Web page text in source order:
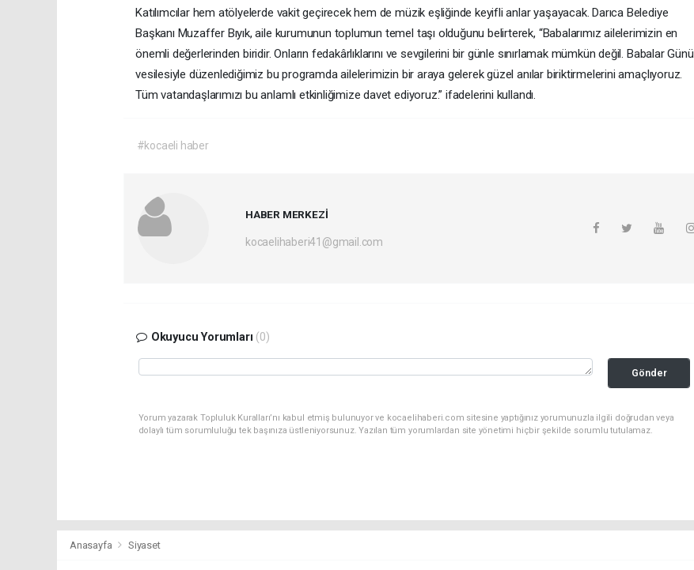
Katılımcılar hem atölyelerde vakit geçirecek hem de müzik eşliğinde keyifli anlar yaşayacak. Darıca Belediye
Başkanı Muzaffer Bıyık, aile kurumunun toplumun temel taşı olduğunu belirterek, “Babalarımız ailelerimizin en
önemli değerlerinden biridir. Onların fedakârlıklarını ve sevgilerini bir günle sınırlamak mümkün değil. Babalar Günü
vesilesiyle düzenlediğimiz bu programda ailelerimizin bir araya gelerek güzel anılar biriktirmelerini amaçlıyoruz.
Tüm vatandaşlarımızı bu anlamlı etkinliğimize davet ediyoruz.” ifadelerini kullandı.
#kocaeli haber
HABER MERKEZİ
kocaelihaberi41@gmail.com
Okuyucu Yorumları (0)
Gönder
Yorum yazarak Topluluk Kuralları’nı kabul etmiş bulunuyor ve kocaelihaberi.com sitesine yaptığınız yorumunuzla ilgili doğrudan veya
dolaylı tüm sorumluluğu tek başınıza üstleniyorsunuz. Yazılan tüm yorumlardan site yönetimi hiçbir şekilde sorumlu tutulamaz.
Anasayfa Siyaset